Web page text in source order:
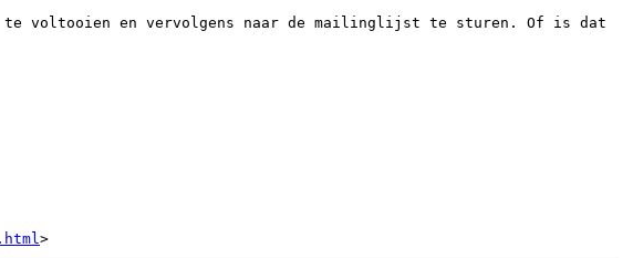
te voltooien en vervolgens naar de mailinglijst te sturen. Of is dat